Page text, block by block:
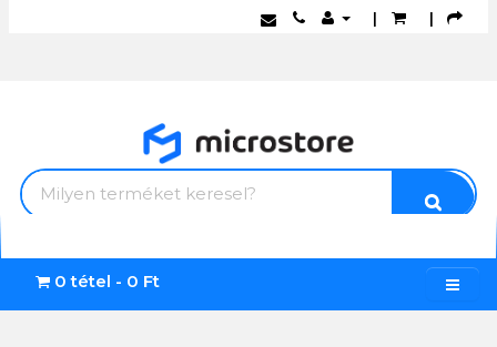
| |
0 tétel - 0 Ft